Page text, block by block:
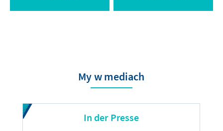
My w mediach
In der Presse